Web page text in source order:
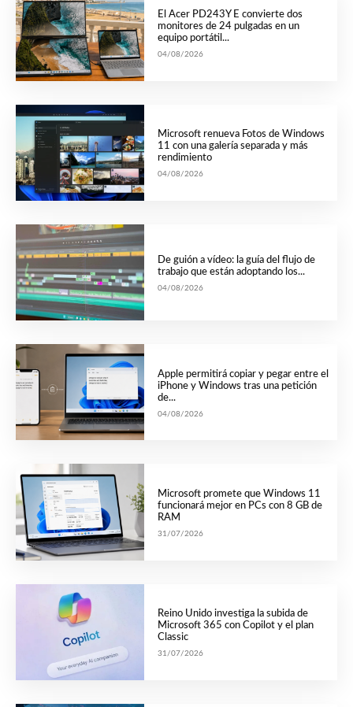
El Acer PD243Y E convierte dos
monitores de 24 pulgadas en un
equipo portátil...
04/08/2026
Microsoft renueva Fotos de Windows
11 con una galería separada y más
rendimiento
04/08/2026
De guión a vídeo: la guía del flujo de
trabajo que están adoptando los...
04/08/2026
Apple permitirá copiar y pegar entre el
iPhone y Windows tras una petición
de...
04/08/2026
Microsoft promete que Windows 11
funcionará mejor en PCs con 8 GB de
RAM
31/07/2026
Reino Unido investiga la subida de
Microsoft 365 con Copilot y el plan
Classic
31/07/2026